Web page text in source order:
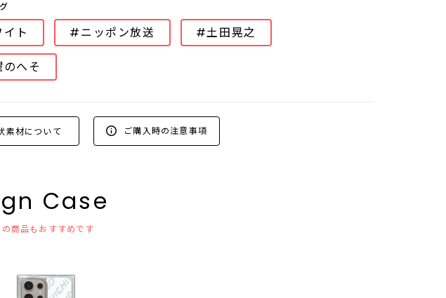
ト #ニッポン放送 #土田晃之
へそ
素材について ご購入時の注意事項
Case
商品もおすすめです